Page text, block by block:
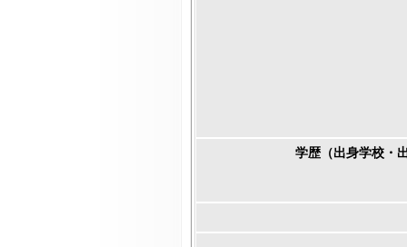
学歴（出身学校・